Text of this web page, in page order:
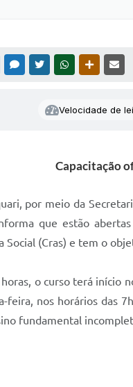
FACEBOOKMESSENGER
TWITTERWHATSAPPOUTRAS
Velocidade de
Capacitação
por meio da
que estão
Social (Cras) e tem o
o curso terá início
feira, nos horários das
fundamental